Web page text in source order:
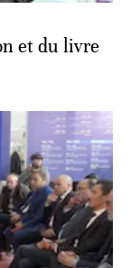
et du livre